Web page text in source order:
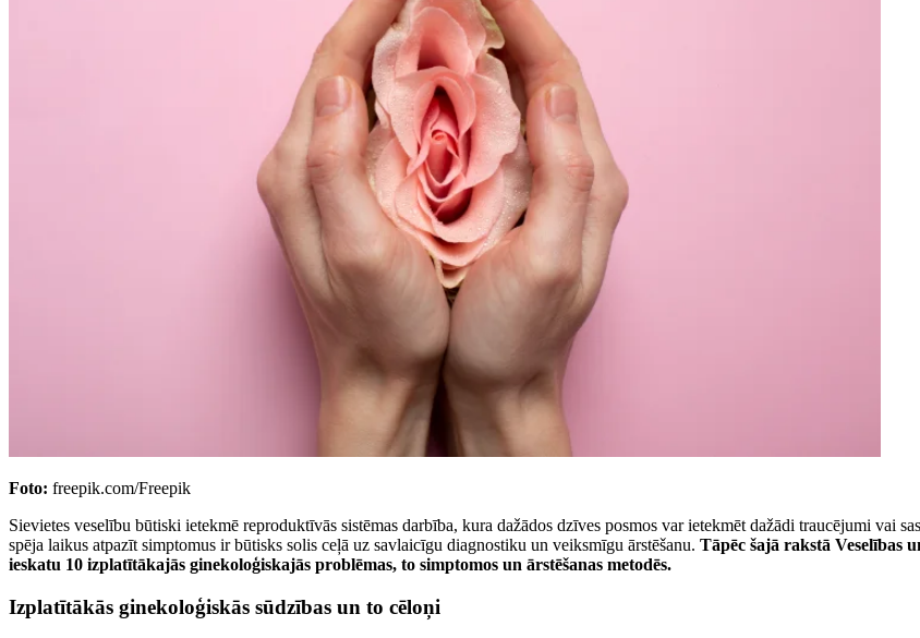
Foto: freepik.com/Freepik
Sievietes veselību būtiski ietekmē reproduktīvās sistēmas darbība, kura dažādos dzīves posmos var ietekmēt dažādi traucējumi vai
spēja laikus atpazīt simptomus ir būtisks solis ceļā uz savlaicīgu diagnostiku un veiksmīgu ārstēšanu. Tāpēc šajā rakstā Veselības
ieskatu 10 izplatītākajās ginekoloģiskajās problēmas, to simptomos un ārstēšanas metodēs.
Izplatītākās ginekoloģiskās sūdzības un to cēloņi